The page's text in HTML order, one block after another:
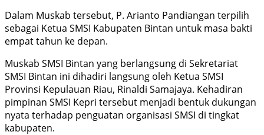
Dalam Muskab tersebut, P. Arianto Pandiangan terpilih
sebagai Ketua SMSI Kabupaten Bintan untuk masa bakti
empat tahun ke depan.
Muskab SMSI Bintan yang berlangsung di Sekretariat
SMSI Bintan ini dihadiri langsung oleh Ketua SMSI
Provinsi Kepulauan Riau, Rinaldi Samajaya. Kehadiran
pimpinan SMSI Kepri tersebut menjadi bentuk dukungan
nyata terhadap penguatan organisasi SMSI di tingkat
kabupaten.